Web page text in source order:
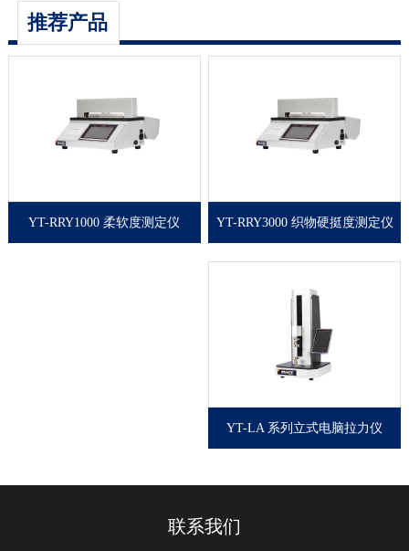
推荐产品
的一种新型高精度智能型
试验仪，是造纸、科研和
质检等行业、部门理想的
实验设备。
YT-RRY3000 织物硬挺度测定仪
YT-RRY1000 柔软度测定仪
维、铝箔生产等行业和其
的生产和商检部门。
YT-LA 系列立式电脑拉力仪
联系我们